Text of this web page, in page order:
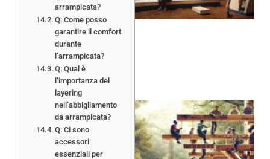
arrampicata?
Q: Come posso
garantire il comfort
durante
l’arrampicata?
Q: Qual è
l’importanza del
layering
nell’abbigliamento
da arrampicata?
Q: Ci sono
accessori
essenziali per